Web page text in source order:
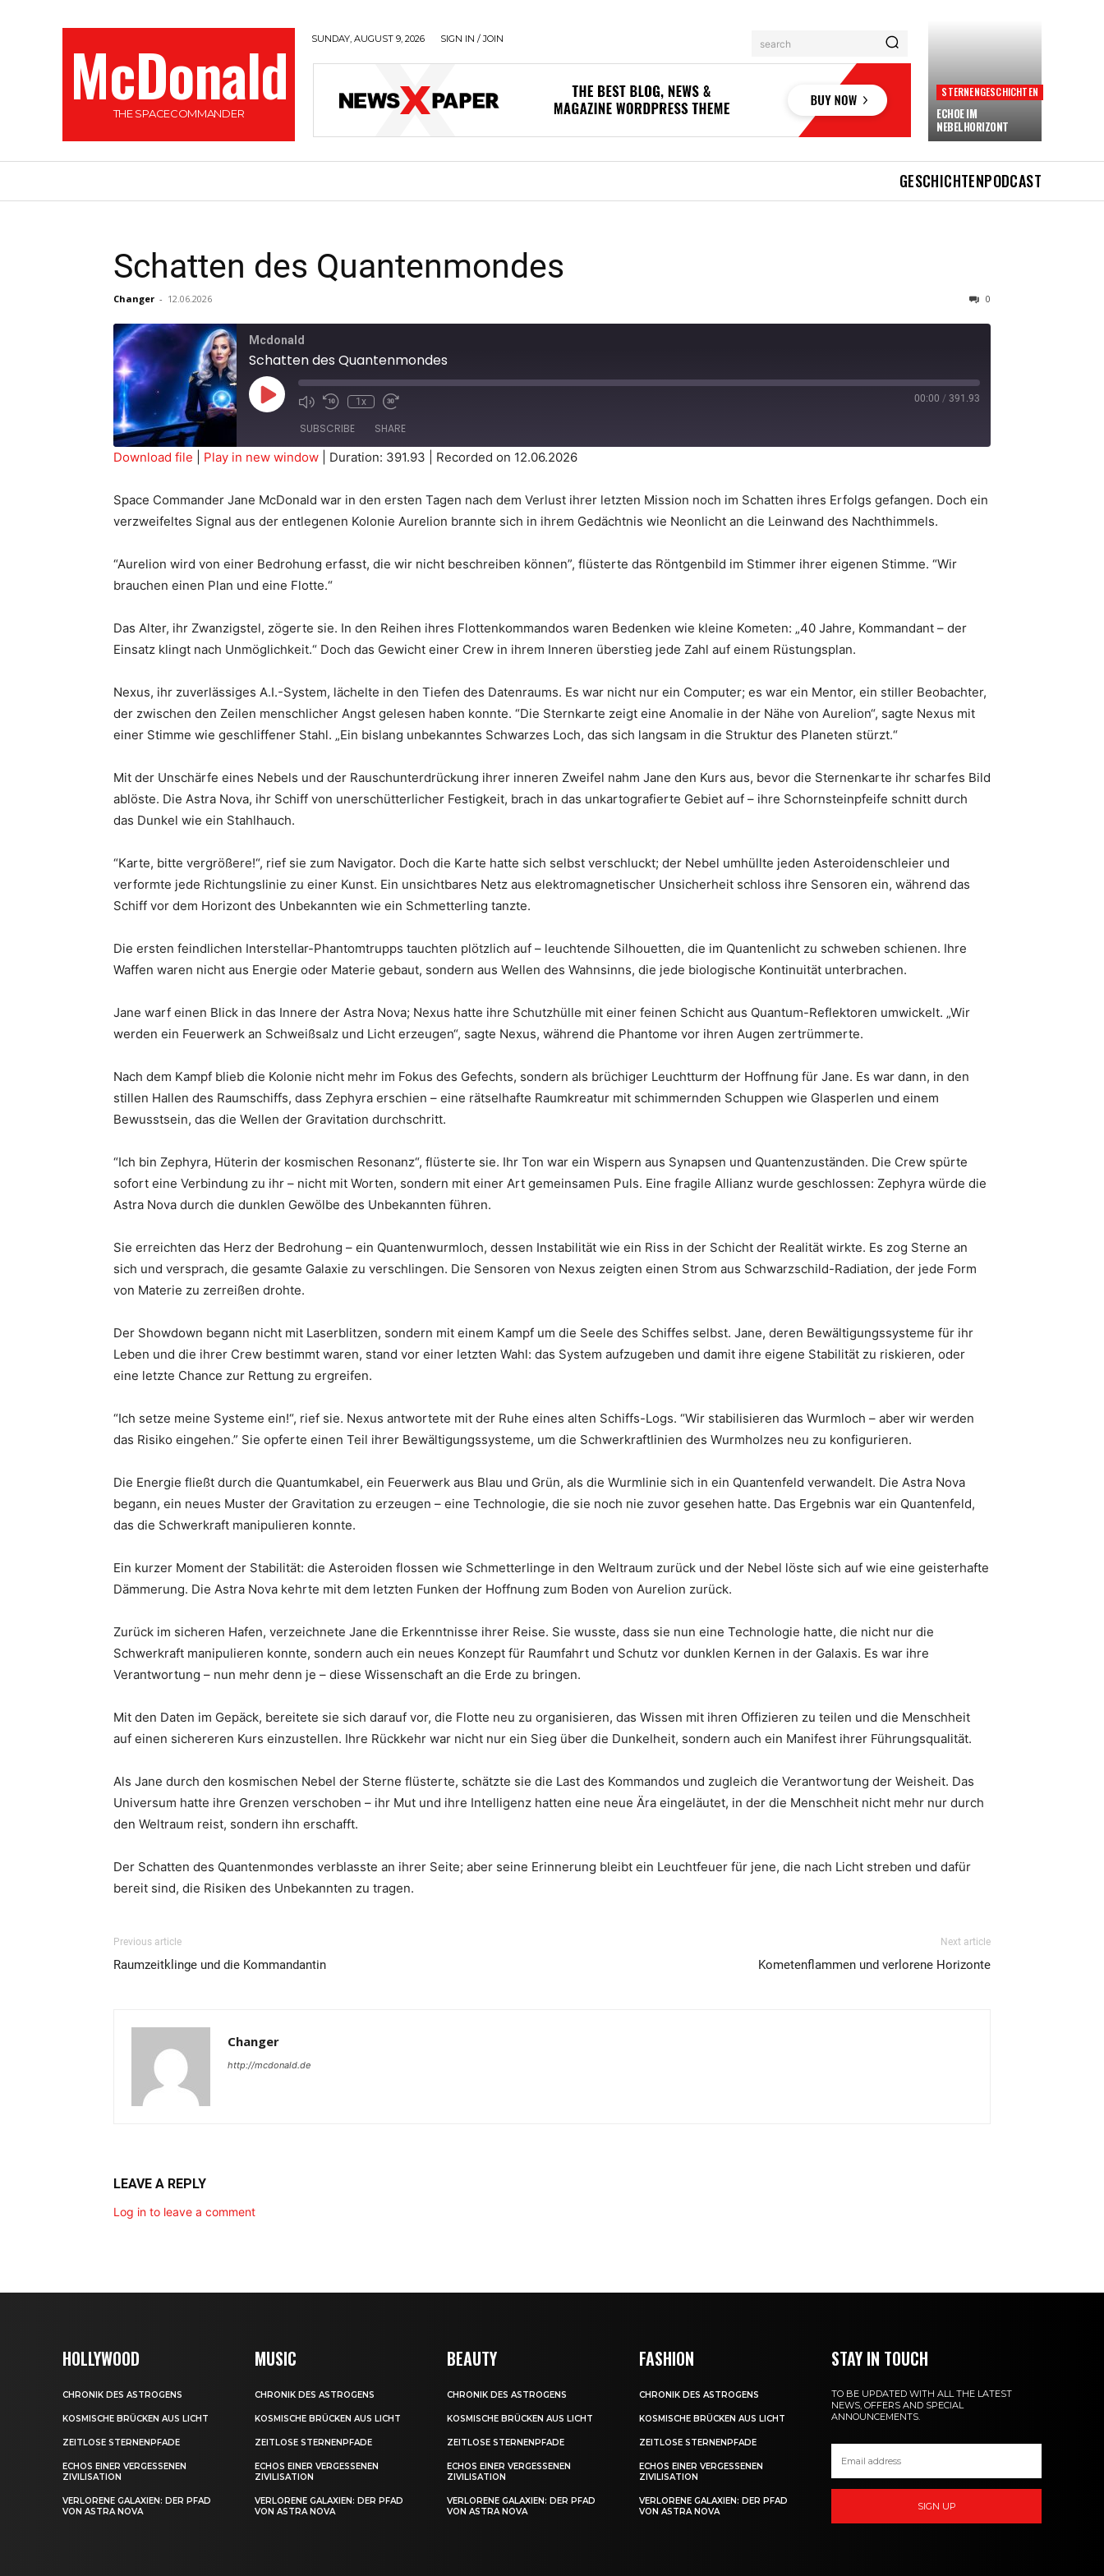
McDonald
THE SPACECOMMANDER
SUNDAY, AUGUST 9, 2026 SIGN IN / JOIN search
STERNENGESCHICHTEN
ECHOE IM
NEBELHORIZONT
GESCHICHTENPODCAST
Schatten des Quantenmondes
Changer - 12.06.2026 0
Mcdonald
Schatten des Quantenmondes
Play
Episode
1x 00:00 / 391.93
SUBSCRIBE SHARE
RSS FEED
LINK
Download file Play in new window Duration: 391.93 Recorded on 12.06.2026
Space Commander Jane McDonald war in den ersten Tagen nach dem Verlust ihrer letzten Mission noch im Schatten ihres Erfolgs gefangen. Doch ein
verzweifeltes Signal aus der entlegenen Kolonie Aurelion brannte sich in ihrem Gedächtnis wie Neonlicht an die Leinwand des Nachthimmels.
“Aurelion wird von einer Bedrohung erfasst, die wir nicht beschreiben können”, flüsterte das Röntgenbild im Stimmer ihrer eigenen Stimme. “Wir
brauchen einen Plan und eine Flotte.“
Das Alter, ihr Zwanzigstel, zögerte sie. In den Reihen ihres Flottenkommandos waren Bedenken wie kleine Kometen: „40 Jahre, Kommandant – der
Einsatz klingt nach Unmöglichkeit.“ Doch das Gewicht einer Crew in ihrem Inneren überstieg jede Zahl auf einem Rüstungsplan.
Nexus, ihr zuverlässiges A.I.-System, lächelte in den Tiefen des Datenraums. Es war nicht nur ein Computer; es war ein Mentor, ein stiller Beobachter,
der zwischen den Zeilen menschlicher Angst gelesen haben konnte. “Die Sternkarte zeigt eine Anomalie in der Nähe von Aurelion“, sagte Nexus mit
einer Stimme wie geschliffener Stahl. „Ein bislang unbekanntes Schwarzes Loch, das sich langsam in die Struktur des Planeten stürzt.“
Mit der Unschärfe eines Nebels und der Rauschunterdrückung ihrer inneren Zweifel nahm Jane den Kurs aus, bevor die Sternenkarte ihr scharfes Bild
ablöste. Die Astra Nova, ihr Schiff von unerschütterlicher Festigkeit, brach in das unkartografierte Gebiet auf – ihre Schornsteinpfeife schnitt durch
das Dunkel wie ein Stahlhauch.
“Karte, bitte vergrößere!“, rief sie zum Navigator. Doch die Karte hatte sich selbst verschluckt; der Nebel umhüllte jeden Asteroidenschleier und
verformte jede Richtungslinie zu einer Kunst. Ein unsichtbares Netz aus elektromagnetischer Unsicherheit schloss ihre Sensoren ein, während das
Schiff vor dem Horizont des Unbekannten wie ein Schmetterling tanzte.
Die ersten feindlichen Interstellar-Phantomtrupps tauchten plötzlich auf – leuchtende Silhouetten, die im Quantenlicht zu schweben schienen. Ihre
Waffen waren nicht aus Energie oder Materie gebaut, sondern aus Wellen des Wahnsinns, die jede biologische Kontinuität unterbrachen.
Jane warf einen Blick in das Innere der Astra Nova; Nexus hatte ihre Schutzhülle mit einer feinen Schicht aus Quantum-Reflektoren umwickelt. „Wir
werden ein Feuerwerk an Schweißsalz und Licht erzeugen“, sagte Nexus, während die Phantome vor ihren Augen zertrümmerte.
Nach dem Kampf blieb die Kolonie nicht mehr im Fokus des Gefechts, sondern als brüchiger Leuchtturm der Hoffnung für Jane. Es war dann, in den
stillen Hallen des Raumschiffs, dass Zephyra erschien – eine rätselhafte Raumkreatur mit schimmernden Schuppen wie Glasperlen und einem
Bewusstsein, das die Wellen der Gravitation durchschritt.
“Ich bin Zephyra, Hüterin der kosmischen Resonanz“, flüsterte sie. Ihr Ton war ein Wispern aus Synapsen und Quantenzuständen. Die Crew spürte
sofort eine Verbindung zu ihr – nicht mit Worten, sondern mit einer Art gemeinsamen Puls. Eine fragile Allianz wurde geschlossen: Zephyra würde die
Astra Nova durch die dunklen Gewölbe des Unbekannten führen.
Sie erreichten das Herz der Bedrohung – ein Quantenwurmloch, dessen Instabilität wie ein Riss in der Schicht der Realität wirkte. Es zog Sterne an
sich und versprach, die gesamte Galaxie zu verschlingen. Die Sensoren von Nexus zeigten einen Strom aus Schwarzschild-Radiation, der jede Form
von Materie zu zerreißen drohte.
Der Showdown begann nicht mit Laserblitzen, sondern mit einem Kampf um die Seele des Schiffes selbst. Jane, deren Bewältigungssysteme für ihr
Leben und die ihrer Crew bestimmt waren, stand vor einer letzten Wahl: das System aufzugeben und damit ihre eigene Stabilität zu riskieren, oder
eine letzte Chance zur Rettung zu ergreifen.
“Ich setze meine Systeme ein!“, rief sie. Nexus antwortete mit der Ruhe eines alten Schiffs-Logs. “Wir stabilisieren das Wurmloch – aber wir werden
das Risiko eingehen.” Sie opferte einen Teil ihrer Bewältigungssysteme, um die Schwerkraftlinien des Wurmholzes neu zu konfigurieren.
Die Energie fließt durch die Quantumkabel, ein Feuerwerk aus Blau und Grün, als die Wurmlinie sich in ein Quantenfeld verwandelt. Die Astra Nova
begann, ein neues Muster der Gravitation zu erzeugen – eine Technologie, die sie noch nie zuvor gesehen hatte. Das Ergebnis war ein Quantenfeld,
das die Schwerkraft manipulieren konnte.
Ein kurzer Moment der Stabilität: die Asteroiden flossen wie Schmetterlinge in den Weltraum zurück und der Nebel löste sich auf wie eine geisterhafte
Dämmerung. Die Astra Nova kehrte mit dem letzten Funken der Hoffnung zum Boden von Aurelion zurück.
Zurück im sicheren Hafen, verzeichnete Jane die Erkenntnisse ihrer Reise. Sie wusste, dass sie nun eine Technologie hatte, die nicht nur die
Schwerkraft manipulieren konnte, sondern auch ein neues Konzept für Raumfahrt und Schutz vor dunklen Kernen in der Galaxis. Es war ihre
Verantwortung – nun mehr denn je – diese Wissenschaft an die Erde zu bringen.
Mit den Daten im Gepäck, bereitete sie sich darauf vor, die Flotte neu zu organisieren, das Wissen mit ihren Offizieren zu teilen und die Menschheit
auf einen sichereren Kurs einzustellen. Ihre Rückkehr war nicht nur ein Sieg über die Dunkelheit, sondern auch ein Manifest ihrer Führungsqualität.
Als Jane durch den kosmischen Nebel der Sterne flüsterte, schätzte sie die Last des Kommandos und zugleich die Verantwortung der Weisheit. Das
Universum hatte ihre Grenzen verschoben – ihr Mut und ihre Intelligenz hatten eine neue Ära eingeläutet, in der die Menschheit nicht mehr nur durch
den Weltraum reist, sondern ihn erschafft.
Der Schatten des Quantenmondes verblasste an ihrer Seite; aber seine Erinnerung bleibt ein Leuchtfeuer für jene, die nach Licht streben und dafür
bereit sind, die Risiken des Unbekannten zu tragen.
Previous article
Raumzeitklinge und die Kommandantin
Next article
Kometenflammen und verlorene Horizonte
Changer
http://mcdonald.de
LEAVE A REPLY
Log in to leave a comment
HOLLYWOOD
CHRONIK DES ASTROGENS
KOSMISCHE BRÜCKEN AUS LICHT
ZEITLOSE STERNENPFADE
ECHOS EINER VERGESSENEN
ZIVILISATION
VERLORENE GALAXIEN: DER PFAD
VON ASTRA NOVA
MUSIC
CHRONIK DES ASTROGENS
KOSMISCHE BRÜCKEN AUS LICHT
ZEITLOSE STERNENPFADE
ECHOS EINER VERGESSENEN
ZIVILISATION
VERLORENE GALAXIEN: DER PFAD
VON ASTRA NOVA
BEAUTY
CHRONIK DES ASTROGENS
KOSMISCHE BRÜCKEN AUS LICHT
ZEITLOSE STERNENPFADE
ECHOS EINER VERGESSENEN
ZIVILISATION
VERLORENE GALAXIEN: DER PFAD
VON ASTRA NOVA
FASHION
CHRONIK DES ASTROGENS
KOSMISCHE BRÜCKEN AUS LICHT
ZEITLOSE STERNENPFADE
ECHOS EINER VERGESSENEN
ZIVILISATION
VERLORENE GALAXIEN: DER PFAD
VON ASTRA NOVA
STAY IN TOUCH
TO BE UPDATED WITH ALL THE LATEST
NEWS, OFFERS AND SPECIAL
ANNOUNCEMENTS.
SIGN UP